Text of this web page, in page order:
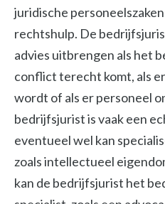
juridische
rechtshulp. De
advies uitbrengen als het
conflict terecht komt, als
wordt of als er personeel
bedrijfsjurist is vaak een
eventueel wel kan
zoals intellectueel
kan de bedrijfsjurist het